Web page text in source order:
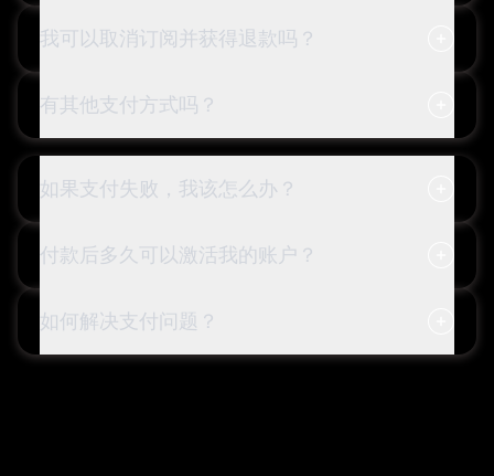
我可以取消订阅并获得退款吗？
有其他支付方式吗？
如果支付失败，我该怎么办？
付款后多久可以激活我的账户？
如何解决支付问题？